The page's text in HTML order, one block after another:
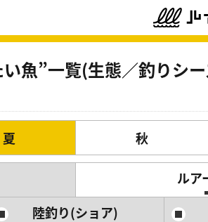
い魚”一覧(生態／釣りシ
夏 秋
ルア
陸釣り(ショア)